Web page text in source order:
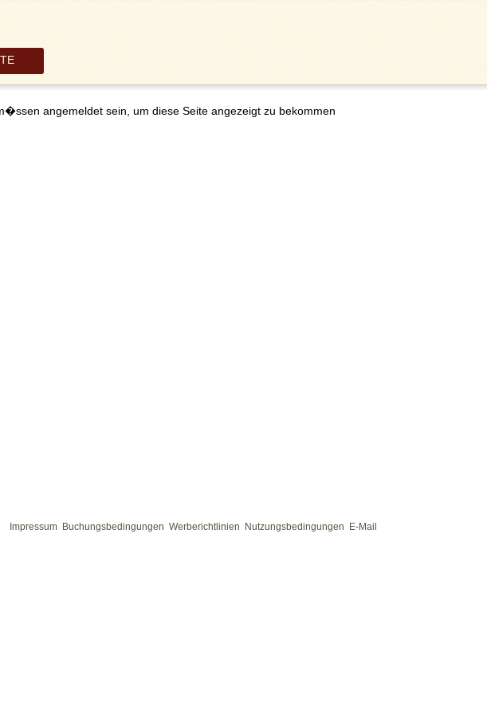
angemeldet sein, um diese Seite angezeigt zu bekommen
Impressum Buchungsbedingungen Werberichtlinien Nutzungsbedingungen E-Mail